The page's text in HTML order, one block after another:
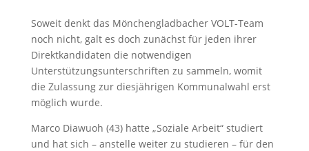
Soweit denkt das Mönchengladbacher VOLT-Team
noch nicht, galt es doch zunächst für jeden ihrer
Direktkandidaten die notwendigen
Unterstützungsunterschriften zu sammeln, womit
die Zulassung zur diesjährigen Kommunalwahl erst
möglich wurde.
Marco Diawuoh (43) hatte „Soziale Arbeit“ studiert
und hat sich – anstelle weiter zu studieren – für den